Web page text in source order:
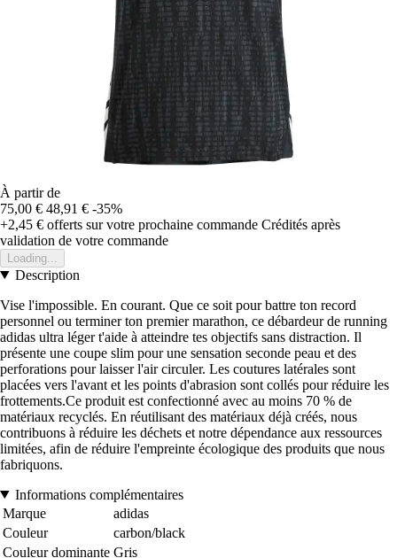
À partir de
75,00 € 48,91 € -35%
+2,45 € offerts sur votre prochaine commande Crédités après
validation de votre commande
Loading...
Description
Vise l'impossible. En courant. Que ce soit pour battre ton record
personnel ou terminer ton premier marathon, ce débardeur de running
adidas ultra léger t'aide à atteindre tes objectifs sans distraction. Il
présente une coupe slim pour une sensation seconde peau et des
perforations pour laisser l'air circuler. Les coutures latérales sont
placées vers l'avant et les points d'abrasion sont collés pour réduire les
frottements.Ce produit est confectionné avec au moins 70 % de
matériaux recyclés. En réutilisant des matériaux déjà créés, nous
contribuons à réduire les déchets et notre dépendance aux ressources
limitées, afin de réduire l'empreinte écologique des produits que nous
fabriquons.
Informations complémentaires
Marque
adidas
Couleur
carbon/black
Couleur dominante Gris